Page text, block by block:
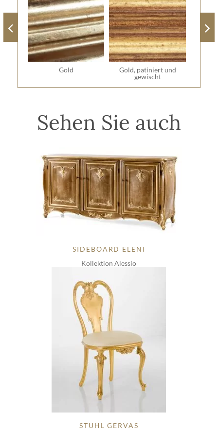
Gold
Gold, patiniert und
gewischt
Sehen Sie auch
SIDEBOARD ELENI
Kollektion Alessio
STUHL GERVAS